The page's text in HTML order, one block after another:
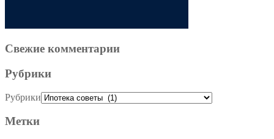
Свежие комментарии
Рубрики
Рубрики
Метки